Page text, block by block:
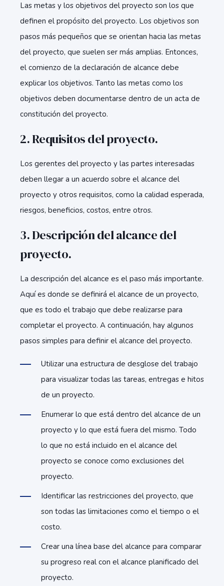
Las metas y los objetivos del proyecto son los que
definen el propósito del proyecto. Los objetivos son
pasos más pequeños que se orientan hacia las metas
del proyecto, que suelen ser más amplias. Entonces,
el comienzo de la declaración de alcance debe
explicar los objetivos. Tanto las metas como los
objetivos deben documentarse dentro de un acta de
constitución del proyecto.
2. Requisitos del proyecto.
Los gerentes del proyecto y las partes interesadas
deben llegar a un acuerdo sobre el alcance del
proyecto y otros requisitos, como la calidad esperada,
riesgos, beneficios, costos, entre otros.
3. Descripción del alcance del
proyecto.
La descripción del alcance es el paso más importante.
Aquí es donde se definirá el alcance de un proyecto,
que es todo el trabajo que debe realizarse para
completar el proyecto. A continuación, hay algunos
pasos simples para definir el alcance del proyecto.
Utilizar una estructura de desglose del trabajo
para visualizar todas las tareas, entregas e hitos
de un proyecto.
Enumerar lo que está dentro del alcance de un
proyecto y lo que está fuera del mismo. Todo
lo que no está incluido en el alcance del
proyecto se conoce como exclusiones del
proyecto.
Identificar las restricciones del proyecto, que
son todas las limitaciones como el tiempo o el
costo.
Crear una línea base del alcance para comparar
su progreso real con el alcance planificado del
proyecto.